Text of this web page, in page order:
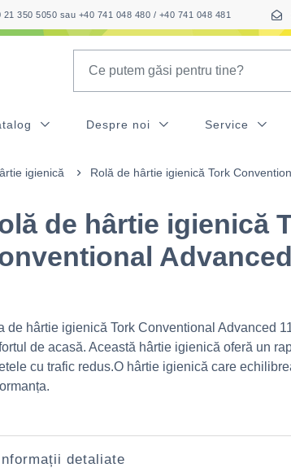
21 350 5050 sau +40 741 048 480 / +40 741 048 481
Despre noi Service
igienică Rolă de hârtie igienică Tork
de hârtie igienică
de hârtie igienică Tork Conventional Advanced
de acasă. Această hârtie igienică oferă un
cu trafic redus.O hârtie igienică care
detaliate